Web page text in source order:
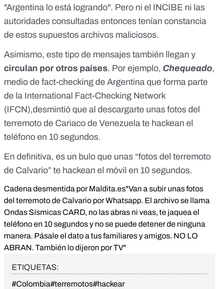
"Argentina lo está logrando". Pero ni el INCIBE ni las
autoridades consultadas entonces tenían constancia
de estos supuestos archivos maliciosos.
Asimismo, este tipo de mensajes también llegan y
circulan por otros países. Por ejemplo, Chequeado,
medio de fact-checking de Argentina que forma parte
de la International Fact-Checking Network
(IFCN),desmintió que al descargarte unas fotos del
terremoto de Cariaco de Venezuela te hackean el
teléfono en 10 segundos.
En definitiva, es un bulo que unas “fotos del terremoto
de Calvario” te hackean el móvil en 10 segundos.
Cadena desmentida por Maldita.es"Van a subir unas fotos
del terremoto de Calvario por Whatsapp. El archivo se llama
Ondas Sísmicas CARD, no las abras ni veas, te jaquea el
teléfono en 10 segundos y no se puede detener de ninguna
manera. Pásale el dato a tus familiares y amigos. NO LO
ABRAN. También lo dijeron por TV"
ETIQUETAS:
#Colombia#terremotos#hackear